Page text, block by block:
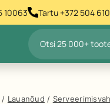
10063 Tartu +372 504
Products
search
/ Lauanõud /